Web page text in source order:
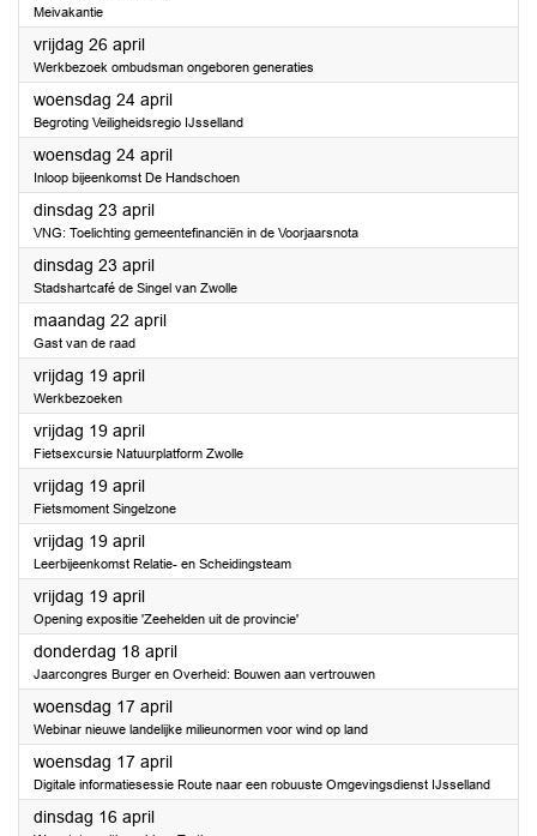
Meivakantie
vrijdag 26 april2024
Werkbezoek ombudsman ongeboren generaties
woensdag 24 april2024
Begroting Veiligheidsregio IJsselland
woensdag 24 april2024
Inloop bijeenkomst De Handschoen
dinsdag 23 april2024
VNG: Toelichting gemeentefinanciën in de Voorjaarsnota
dinsdag 23 april2024
Stadshartcafé de Singel van Zwolle
maandag 22 april2024
Gast van de raad
vrijdag 19 april2024
Werkbezoeken
vrijdag 19 april2024
Fietsexcursie Natuurplatform Zwolle
vrijdag 19 april2024
Fietsmoment Singelzone
vrijdag 19 april2024
Leerbijeenkomst Relatie- en Scheidingsteam
vrijdag 19 april2024
Opening expositie 'Zeehelden uit de provincie'
donderdag 18 april2024
Jaarcongres Burger en Overheid: Bouwen aan vertrouwen
woensdag 17 april2024
Webinar nieuwe landelijke milieunormen voor wind op land
woensdag 17 april2024
Digitale informatiesessie Route naar een robuuste Omgevingsdienst IJsselland
dinsdag 16 april2024